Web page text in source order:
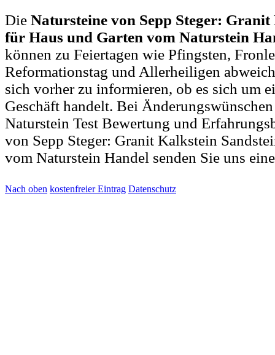
Die Natursteine von Sepp Steger:
für Haus und Garten vom Naturstein
können zu Feiertagen wie Pfingsten,
Reformationstag und Allerheiligen
sich vorher zu informieren, ob es sich um
Geschäft handelt. Bei
Naturstein Test Bewertung und
von Sepp Steger: Granit Kalkstein
vom Naturstein Handel senden Sie uns
Nach oben kostenfreier Eintrag Datenschutz